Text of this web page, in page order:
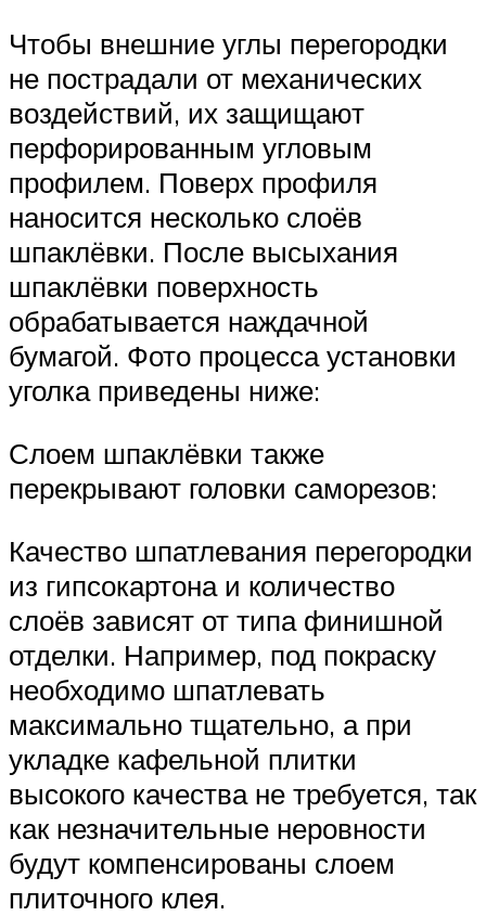
Чтобы внешние углы перегородки
не пострадали от механических
воздействий, их защищают
перфорированным угловым
профилем. Поверх профиля
наносится несколько слоёв
шпаклёвки. После высыхания
шпаклёвки поверхность
обрабатывается наждачной
бумагой. Фото процесса установки
уголка приведены ниже:
Слоем шпаклёвки также
перекрывают головки саморезов:
Качество шпатлевания перегородки
из гипсокартона и количество
слоёв зависят от типа финишной
отделки. Например, под покраску
необходимо шпатлевать
максимально тщательно, а при
укладке кафельной плитки
высокого качества не требуется, так
как незначительные неровности
будут компенсированы слоем
плиточного клея.